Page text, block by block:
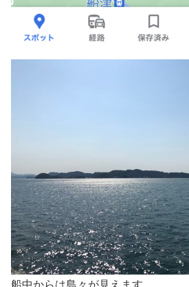
船中からは島々が見えます。